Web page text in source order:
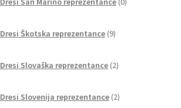
izdelkov
Dresi Škotska reprezentance 9izdelkov
Dresi Slovaška reprezentance 2izdelka
Dresi Slovenija reprezentance 2izdelka